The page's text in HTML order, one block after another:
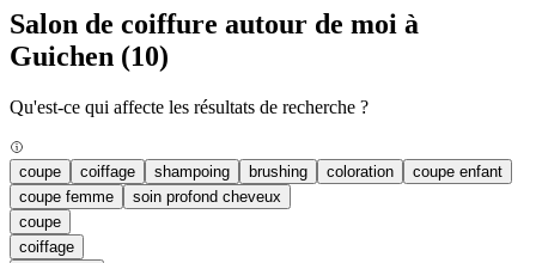
Salon de coiffure autour de moi à
Guichen (10)
Qu'est-ce qui affecte les résultats de recherche ?
coupe coiffage shampoing brushing coloration
coupe enfant
coupe femme
soin profond cheveux
coupe
coiffage